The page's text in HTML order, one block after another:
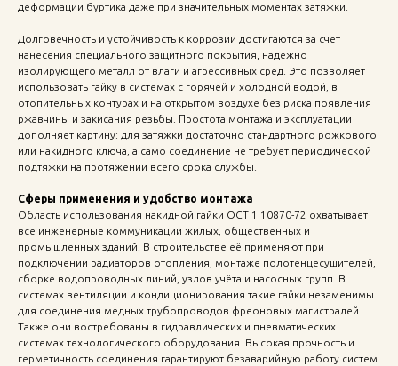
деформации буртика даже при значительных моментах затяжки.
Долговечность и устойчивость к коррозии достигаются за счёт
нанесения специального защитного покрытия, надёжно
изолирующего металл от влаги и агрессивных сред. Это позволяет
использовать гайку в системах с горячей и холодной водой, в
отопительных контурах и на открытом воздухе без риска появления
ржавчины и закисания резьбы. Простота монтажа и эксплуатации
дополняет картину: для затяжки достаточно стандартного рожкового
или накидного ключа, а само соединение не требует периодической
подтяжки на протяжении всего срока службы.
Сферы применения и удобство монтажа
Область использования накидной гайки ОСТ 1 10870-72 охватывает
все инженерные коммуникации жилых, общественных и
промышленных зданий. В строительстве её применяют при
подключении радиаторов отопления, монтаже полотенцесушителей,
сборке водопроводных линий, узлов учёта и насосных групп. В
системах вентиляции и кондиционирования такие гайки незаменимы
для соединения медных трубопроводов фреоновых магистралей.
Также они востребованы в гидравлических и пневматических
системах технологического оборудования. Высокая прочность и
герметичность соединения гарантируют безаварийную работу систем